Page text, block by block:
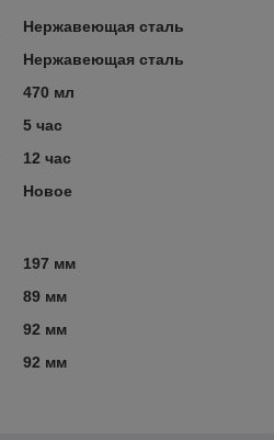
Нержавеющая сталь
Нержавеющая сталь
470 мл
5 час
12 час
Новое
197 мм
89 мм
92 мм
92 мм